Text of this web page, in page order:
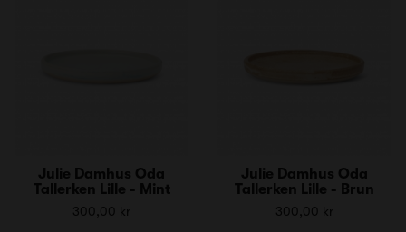
Julie Damhus Oda
Tallerken Lille - Mint
300,00 kr
Julie Damhus Oda
Tallerken Lille - Brun
300,00 kr